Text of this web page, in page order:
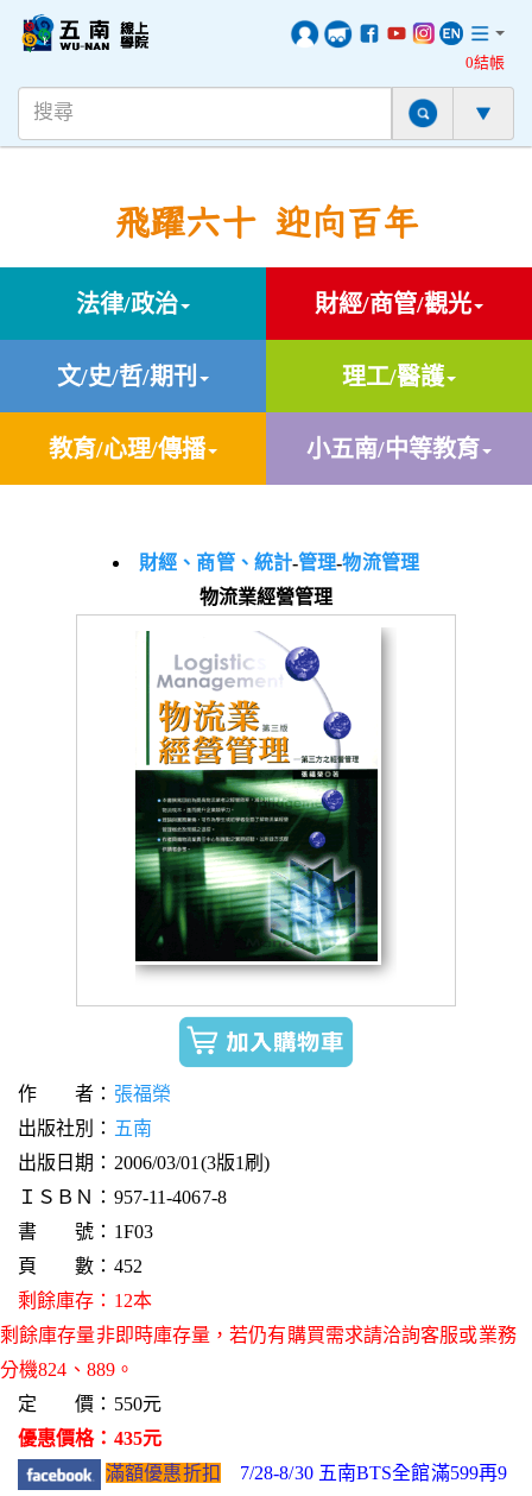
0結帳
飛躍六十 迎向百年
法律/政治 財經/商管/觀光
文/史/哲/期刊 理工/醫護
教育/心理/傳播 小五南/中等教育
財經、商管、統計-管理-物流管理
物流業經營管理
作 者： 張福榮
出版社別： 五南
出版日期：2006/03/01(3版1刷)
ＩＳＢＮ：957-11-4067-8
書 號：1F03
頁 數：452
剩餘庫存：12本
剩餘庫存量非即時庫存量，若仍有購買需求請洽詢客服或業務
分機824、889。
定 價：550元
優惠價格：435元
滿額優惠折扣
7/28-8/30 五南BTS全館滿599再9